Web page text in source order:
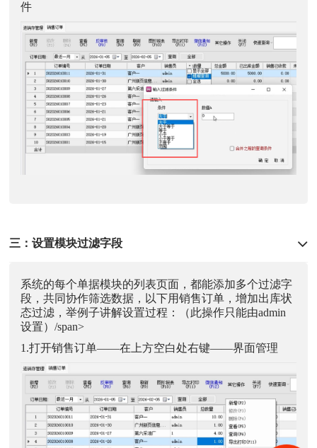
件
三：设置模块过滤字段
系统的每个单据模块的列表页面，都能添加多个过滤字
段，共同协作筛选数据，以下用销售订单，增加出库状
态过滤，举例子讲解设置过程：（此操作只能由admin
设置）/span>
1.打开销售订单——在上方空白处右键——界面管理